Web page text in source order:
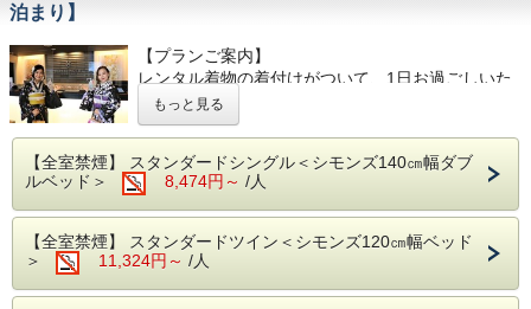
泊まり】
【プランご案内】
レンタル着物の着付けがついて、1日お過ごしいた
だけるプランです。
お着付け・着物・長襦袢・肌着・帯・帯板・半襟・
足袋・巾着バック・草履または下駄がついておりま
す。
ヘアセット付でございます。
着付けはホテルから徒歩10分の着物レンタル店「華
もっと見る
【全室禁煙】 スタンダードシングル＜シモンズ140㎝幅ダブ
ルベッド＞
8,474円～ /人
【全室禁煙】 スタンダードツイン＜シモンズ120㎝幅ベッド
＞
11,324円～ /人